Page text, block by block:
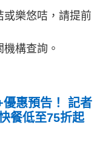
或樂悠咭，請提前
構查詢。
惠預告！ 記者
餐低至75折起